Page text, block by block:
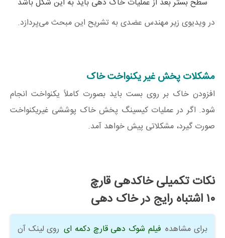
در ویدیوی زیر مهندس عضدی به تشریح این مبحث می‌پردازد.
مشکلات پخش غیر یکنواخت خاک
افزودن خاک بر روی بست باید بصورت کاملاً یکنواخت انجام
شود. اگر در عملیات کیسینگ پخش خاک‌ پوششی غیریکنواخت
صورت گیرد، مشکلاتی پیش خواهد آمد.
نکات تکمیلی خاکدهی قارچ
۱۰ اشتباه رایج در خاک دهی
برای مشاهده فیلم شوک دهی قارچ دکمه ای روی لینک آن